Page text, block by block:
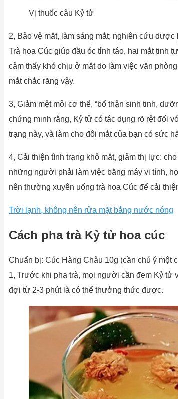
Vị thuốc câu Kỷ tử
2, Bảo vệ mắt, làm sáng mắt; nghiên cứu
Trà hoa Cúc giúp đầu óc tỉnh táo, hai mắt tinh
cảm thấy khó chịu ở mắt do làm việc văn
mắt chắc răng vậy.
3, Giảm mệt mỏi cơ thể, “bổ thận sinh tinh,
chứng minh rằng, Kỷ tử có tác dụng rõ rệt đối
trạng này, và làm cho đôi mắt của bạn có sức
4, Cải thiện tình trạng khô mắt, giảm thị lực:
những người phải làm việc bằng máy vi tính,
nên thường xuyên uống trà hoa Cúc để cải
Trời lạnh, không nên rửa mặt bằng nước nóng
Cách pha trà Kỷ tử hoa cúc
Chuẩn bị: Cúc Hàng Châu 10g (cần chú ý một
1, Trước khi pha trà, mọi người cần đem Kỷ tử
đợi từ 2-3 phút là có thể thưởng thức được.